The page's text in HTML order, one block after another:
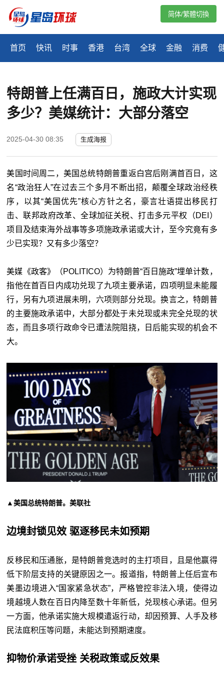
首页 快讯 时事 香港 台湾 全球 金融 消费
简体/繁體切換
特朗普上任满百日，施政大计实现
多少？美媒统计：大部分落空
2025-04-30 08:35 生成海报
美国时间周二，美国总统特朗普重返白宫后刚满首百日，这
名“政治狂人”在过去三个多月不断出招，颠覆全球政治经秩
序，以其“美国优先”核心方针之名，豪言壮语提出移民打
击、联邦政府改革、全球加征关税、打击多元平权（DEI）
项目及结束海外战事等多项施政承诺或大计，至今究竟有多
少已实现？又有多少落空？
美媒《政客》（POLITICO）为特朗普“百日施政”埋单计数，
指他在首百日内成功兑现了九项主要承诺，四项明显未能履
行，另有九项进展未明，六项则部分兑现。换言之，特朗普
的主要施政承诺中，大部分都处于未兑现或未完全兑现的状
态，而且多项行政命令已遭法院阻挠，日后能实现的机会不
大。
▲美国总统特朗普。美联社
边境封锁见效 驱逐移民未如预期
反移民和压通胀，是特朗普竞选时的主打项目，且是他赢得
低下阶层支持的关键原因之一。报道指，特朗普上任后宣布
美墨边境进入“国家紧急状态”，严格管控非法入境，使得边
境越境人数在百日内降至数十年新低，兑现核心承诺。但另
一方面，他承诺实施大规模遣返行动，却因预算、人手及移
民法庭积压等问题，未能达到预期速度。
抑物价承诺受挫 关税政策或反效果